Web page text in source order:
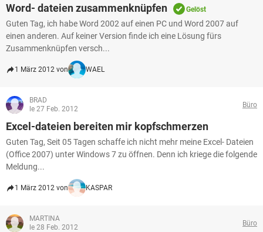
Word- dateien zusammenknüpfen Gelöst
Guten Tag, ich habe Word 2002 auf einen PC und Word 2007 auf
einen anderen. Auf keiner Version finde ich eine Lösung fürs
Zusammenknüpfen versch...
1 März 2012 von WAEL
BRAD
le 27 Feb. 2012
Büro
Excel-dateien bereiten mir kopfschmerzen
Guten Tag, Seit 05 Tagen schaffe ich nicht mehr meine Excel- Dateien
(Office 2007) unter Windows 7 zu öffnen. Denn ich kriege die folgende
Meldung...
1 März 2012 von KASPAR
MARTINA
le 28 Feb. 2012
Büro